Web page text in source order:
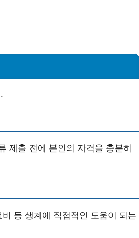
제출 전에 본인의 자격을 충분히
등 생계에 직접적인 도움이 되는